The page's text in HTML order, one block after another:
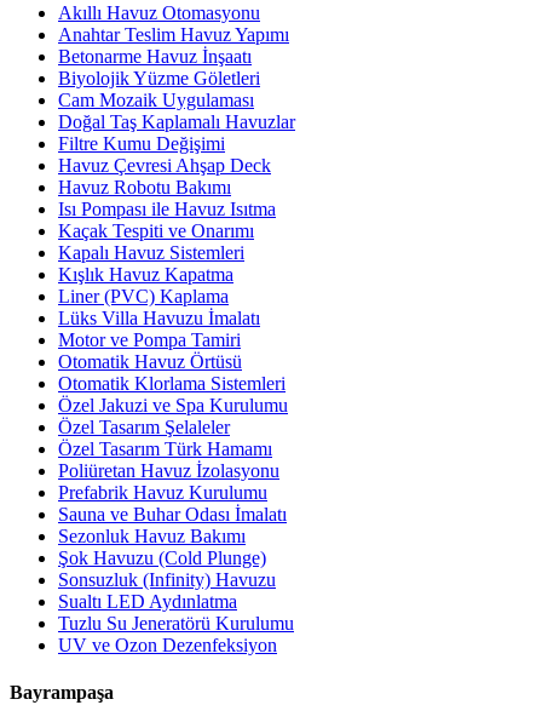
Akıllı Havuz Otomasyonu
Anahtar Teslim Havuz Yapımı
Betonarme Havuz İnşaatı
Biyolojik Yüzme Göletleri
Cam Mozaik Uygulaması
Doğal Taş Kaplamalı Havuzlar
Filtre Kumu Değişimi
Havuz Çevresi Ahşap Deck
Havuz Robotu Bakımı
Isı Pompası ile Havuz Isıtma
Kaçak Tespiti ve Onarımı
Kapalı Havuz Sistemleri
Kışlık Havuz Kapatma
Liner (PVC) Kaplama
Lüks Villa Havuzu İmalatı
Motor ve Pompa Tamiri
Otomatik Havuz Örtüsü
Otomatik Klorlama Sistemleri
Özel Jakuzi ve Spa Kurulumu
Özel Tasarım Şelaleler
Özel Tasarım Türk Hamamı
Poliüretan Havuz İzolasyonu
Prefabrik Havuz Kurulumu
Sauna ve Buhar Odası İmalatı
Sezonluk Havuz Bakımı
Şok Havuzu (Cold Plunge)
Sonsuzluk (Infinity) Havuzu
Sualtı LED Aydınlatma
Tuzlu Su Jeneratörü Kurulumu
UV ve Ozon Dezenfeksiyon
Bayrampaşa